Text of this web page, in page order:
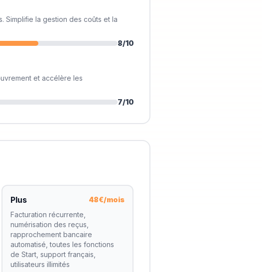
Simplifie la gestion des coûts et la
8/10
et accélère les
7/10
Plus
48€/mois
Facturation récurrente,
numérisation des reçus,
rapprochement bancaire
automatisé, toutes les fonctions
de Start, support français,
utilisateurs illimités